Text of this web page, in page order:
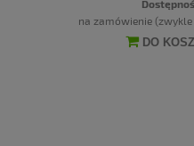
na zamówienie (zwykle
DO